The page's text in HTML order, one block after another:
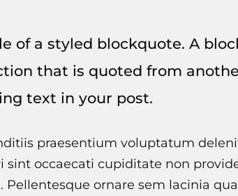
of a styled blockquote. A
that is quoted from
text in your post.
praesentium voluptatum
sint occaecati cupiditate non
Pellentesque ornare sem lacinia